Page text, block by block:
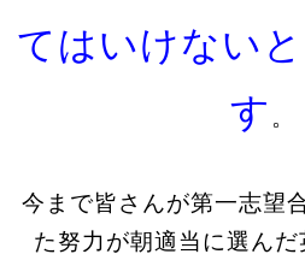
てはいけない
す 。
今まで皆さんが第一志望
た努力が朝適当に選ん